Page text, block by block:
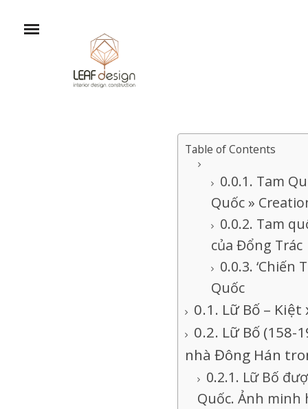
Table of Contents
Tam
Quốc »
Tam
của Đổng Trác
‘Chiến
Quốc
Lữ Bố –
Lữ Bố (158-
nhà Đông Hán
Lữ Bố
Quốc. Ảnh minh